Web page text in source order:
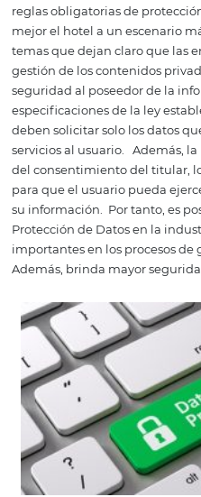
El tercer punto más
personal. Ya sea la
contador en la oficina
equipo como una
privada y acceso a través
¿Cómo
general
datos?
Un tema que está
es laLey General de
como
LGPD
Para los
nuevas demandas del
reglas obligatorias de
mejor el hotel a un
temas que dejan claro